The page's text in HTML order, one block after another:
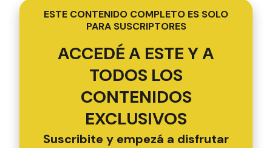
ESTE CONTENIDO COMPLETO ES SOLO
PARA SUSCRIPTORES
ACCEDÉ A ESTE Y A
TODOS LOS
CONTENIDOS
EXCLUSIVOS
Suscribite y empezá a disfrutar